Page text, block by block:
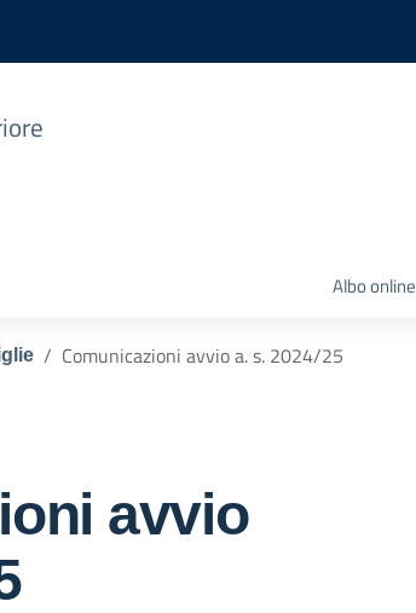
Albo online
Comunicazioni avvio a. s. 2024/25
avvio